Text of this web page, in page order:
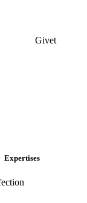
Givet
Expertises